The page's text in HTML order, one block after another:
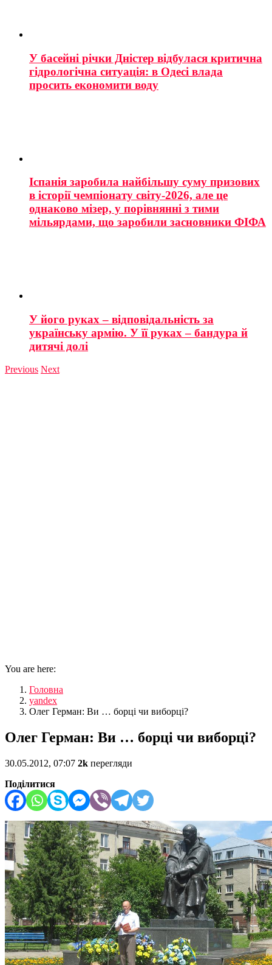
У басейні річки Дністер відбулася критична
гідрологічна ситуація: в Одесі влада
просить економити воду
Іспанія заробила найбільшу суму призових
в історії чемпіонату світу-2026, але це
однаково мізер, у порівнянні з тими
мільярдами, що заробили засновники ФІФА
У його руках – відповідальність за
українську армію. У її руках – бандура й
дитячі долі
Previous Next
You are here:
Головна
yandex
Олег Герман: Ви … борці чи виборці?
Олег Герман: Ви … борці чи виборці?
30.05.2012, 07:07 2k перегляди
Поділитися